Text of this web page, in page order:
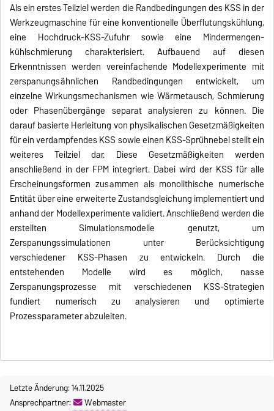
Als ein erstes Teilziel werden die Randbedingungen des KSS in der
Werkzeugmaschine für eine konventionelle Überflutungskühlung,
eine Hochdruck-KSS-Zufuhr sowie eine Mindermengen­
kühlschmierung charakterisiert. Aufbauend auf diesen
Erkenntnissen werden vereinfachende Modellexperimente mit
zerspanungsähnlichen Randbedingungen entwickelt, um
einzelne Wirkungsmechanismen wie Wärmetausch, Schmierung
oder Phasenübergänge separat analysieren zu können. Die
darauf basierte Herleitung von physikalischen Gesetzmäßigkeiten
für ein verdampfendes KSS sowie einen KSS-Sprühnebel stellt ein
weiteres Teilziel dar. Diese Gesetzmäßigkeiten werden
anschließend in der FPM integriert. Dabei wird der KSS für alle
Erscheinungsformen zusammen als monolithische numerische
Entität über eine erweiterte Zustandsgleichung implementiert und
anhand der Modellexperimente validiert. Anschließend werden die
erstellten Simulationsmodelle genutzt, um
Zerspanungssimulationen unter Berücksichtigung
verschiedener KSS-Phasen zu entwickeln. Durch die
entstehenden Modelle wird es möglich, nasse
Zerspanungsprozesse mit verschiedenen KSS-Strategien
fundiert numerisch zu analysieren und optimierte
Prozessparameter abzuleiten.
Letzte Änderung: 14.11.2025
Ansprechpartner:
Webmaster